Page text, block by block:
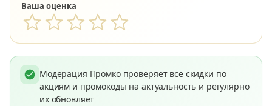
Ваша оценка
Модерация Промко проверяет все скидки по
акциям и промокоды на актуальность и регулярно
их обновляет